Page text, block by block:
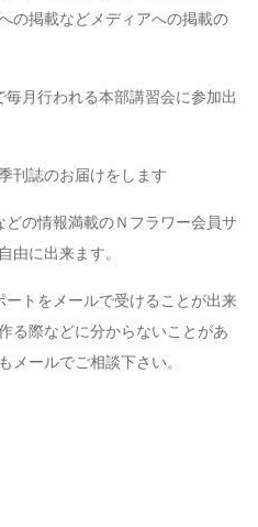
の掲載などメディアへの掲載の
月行われる本部講習会に参加出
刊誌のお届けをします
の情報満載のＮフラワー会員サ
由に出来ます。
トをメールで受けることが出来
る際などに分からないことがあ
メールでご相談下さい。